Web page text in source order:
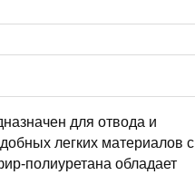
для отвода и
легких материалов с
полиуретана обладает